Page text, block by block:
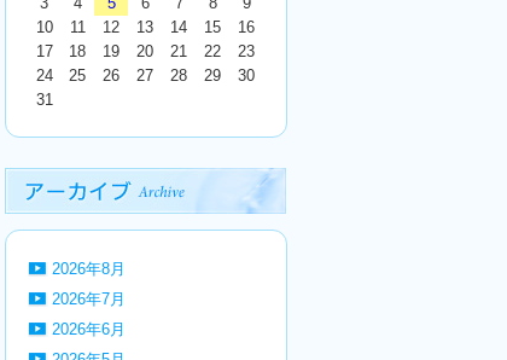
10
11 12 13 14 15
16
17
18 19 20 21 22
23
24
25 26 27 28 29
30
31
2026年8月
2026年7月
2026年6月